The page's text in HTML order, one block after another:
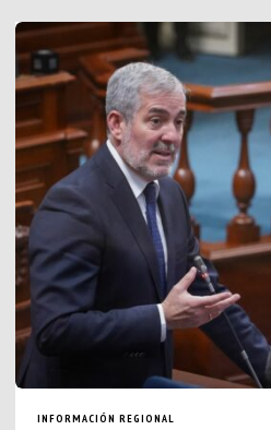
INFORMACIÓN REGIONAL